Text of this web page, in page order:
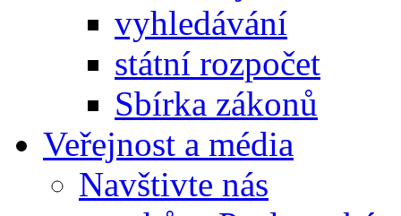
vyhledávání
státní rozpočet
Sbírka zákonů
Veřejnost a média
Navštivte nás